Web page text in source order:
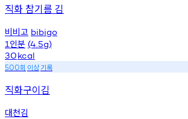
직화 참기름 김
비비고 bibigo
1 인분 (4.5g)
30kcal
500회 이상기록
직화구이김
대천김